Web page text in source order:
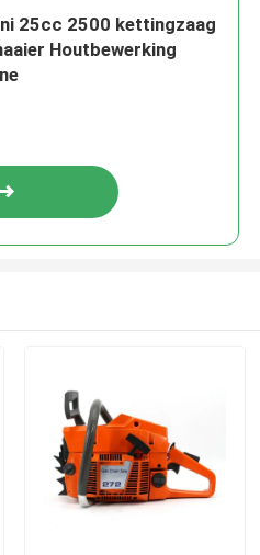
25cc 2500 kettingzaag
Houtbewerking